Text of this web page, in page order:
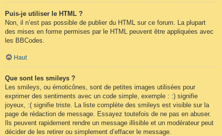
Puis-je utiliser le HTML ?
Non, il n’est pas possible de publier du HTML sur ce forum. La plupart
des mises en forme permises par le HTML peuvent être appliquées avec
les BBCodes.
Haut
Que sont les smileys ?
Les smileys, ou émoticônes, sont de petites images utilisées pour
exprimer des sentiments avec un code simple, exemple : :) signifie
joyeux, :( signifie triste. La liste complète des smileys est visible sur la
page de rédaction de message. Essayez toutefois de ne pas en abuser.
Ils peuvent rapidement rendre un message illisible et un modérateur peut
décider de les retirer ou simplement d’effacer le message.